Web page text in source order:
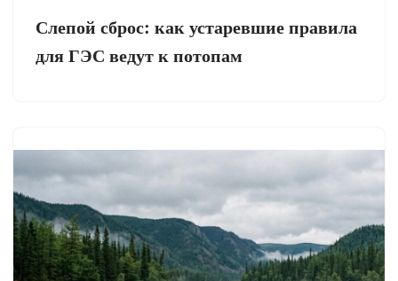
Слепой сброс: как устаревшие правила
для ГЭС ведут к потопам